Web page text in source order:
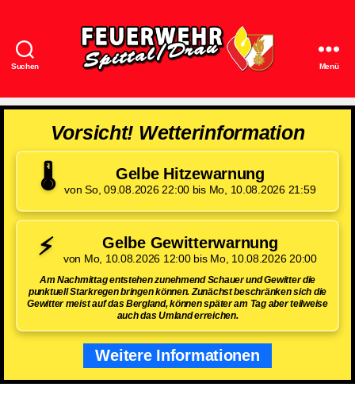
Suchen
Spittal/Drau
Menü
Vorsicht! Wetterinformation
🌡️ Gelbe Hitzewarnung
von So, 09.08.2026 22:00 bis Mo, 10.08.2026 21:59
⚡ Gelbe Gewitterwarnung
von Mo, 10.08.2026 12:00 bis Mo, 10.08.2026 20:00
Am Nachmittag entstehen zunehmend Schauer und Gewitter die
punktuell Starkregen bringen können. Zunächst beschränken sich die
Gewitter meist auf das Bergland, können später am Tag aber teilweise
auch das Umland erreichen.
Weitere Informationen